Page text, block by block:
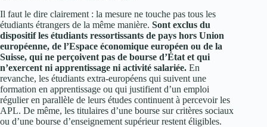
Il faut le dire clairement : la mesure ne touche pas tous les
étudiants étrangers de la même manière. Sont exclus du
dispositif les étudiants ressortissants de pays hors Union
européenne, de l’Espace économique européen ou de la
Suisse, qui ne perçoivent pas de bourse d’État et qui
n’exercent ni apprentissage ni activité salariée. En
revanche, les étudiants extra-européens qui suivent une
formation en apprentissage ou qui justifient d’un emploi
régulier en parallèle de leurs études continuent à percevoir les
APL. De même, les titulaires d’une bourse sur critères sociaux
ou d’une bourse d’enseignement supérieur restent éligibles.